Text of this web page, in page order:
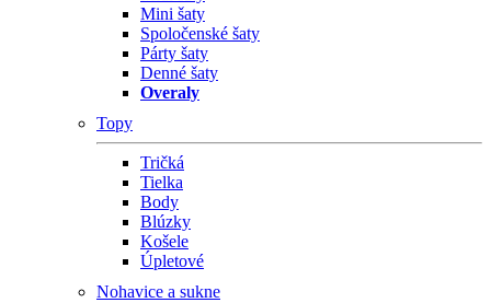
Mini šaty
Spoločenské šaty
Párty šaty
Denné šaty
Overaly
Topy
Tričká
Tielka
Body
Blúzky
Košele
Úpletové
Nohavice a sukne